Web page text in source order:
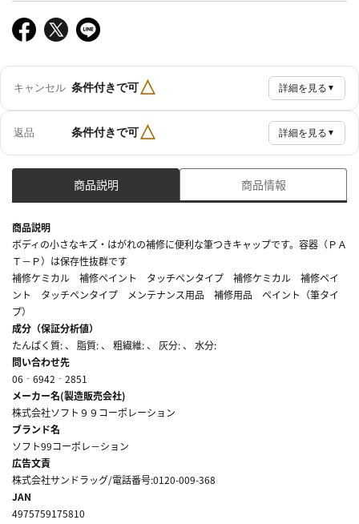
キャンセル 条件付きで可△ 詳細を見る ▼
返品 条件付きで可△ 詳細を見る ▼
商品説明 商品情報
商品説明
ボディの小さなキズ・はがれの補修に便利な筆つきキャップです。容器（ＰＡ
Ｔ－Ｐ）は保存性抜群です
補修ケミカル 補修ペイント タッチペンタイプ 補修ケミカル 補修ペイ
ント タッチペンタイプ メンテナンス用品 補修用品 ペイント（筆タイ
プ）
成分（保証分析値）
たんぱく質: 、 脂質: 、 粗繊維: 、 灰分: 、 水分:
問い合わせ先
06‐6942‐2851
メーカー名(製造販売会社)
株式会社ソフト９９コーポレーション
ブランド名
ソフト99コーポレ－ション
広告文責
株式会社サンドラッグ/電話番号:0120-009-368
JAN
4975759175810